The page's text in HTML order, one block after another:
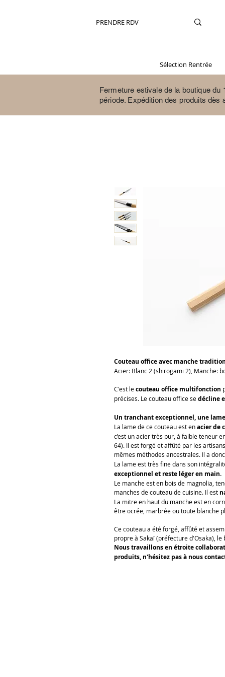
PRENDRE RDV
Sélection Rentrée
Fermeture estivale de la boutique du
période. Expédition des produits dès
Couteau office avec manche
Acier: Blanc 2 (shirogami 2), Manche:
C'est lecouteau office multifonction
précises. Le couteau office sedécline
Un tranchant exceptionnel, une
La lame de ce couteau est enacier de
c’est un acier très pur, à faible teneur
64). Il est forgé et affûté par les
mêmes méthodes ancestrales. Il a
La lame est très fine dans son
exceptionnel et reste léger en main.
Le manche est en bois de magnolia,
manches de couteau de cuisine. Il est
La mitre en haut du manche est en
être ocrée, marbrée ou toute blanche
Ce couteau a été forgé, affûté et
propre à Sakaï (préfecture d'Osaka),
Nous travaillons en étroite
produits, n'hésitez pas à nous